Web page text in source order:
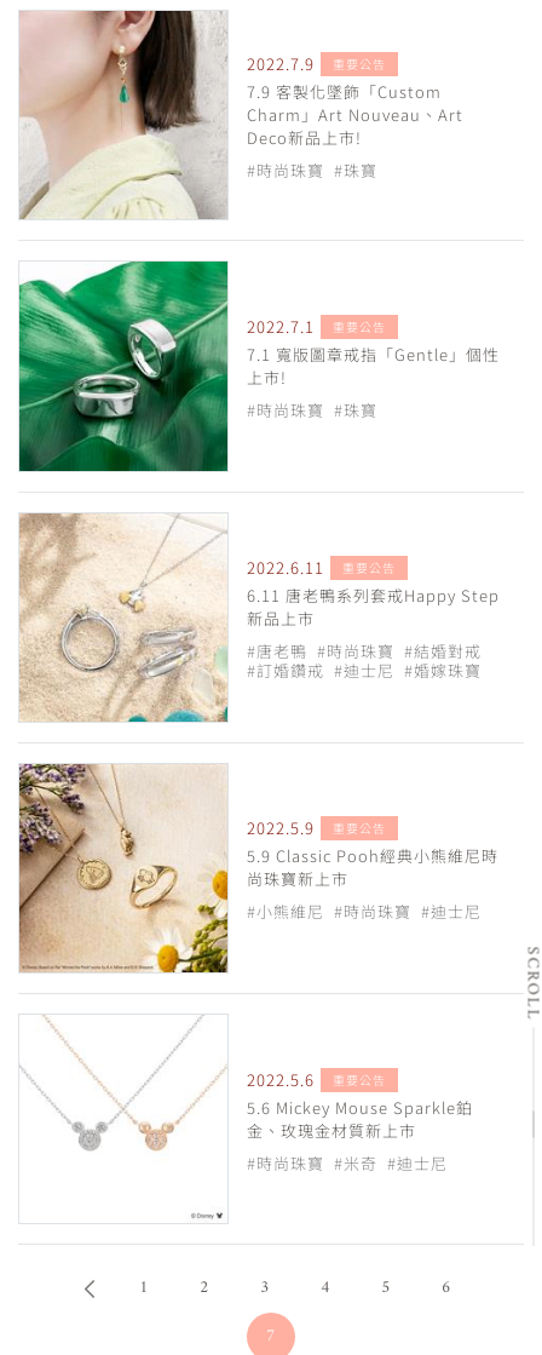
2022.7.9 重要公告
7.9 客製化墜飾「Custom
Charm」Art Nouveau、Art
Deco新品上市!
#時尚珠寶 #珠寶
2022.7.1 重要公告
7.1 寬版圖章戒指「Gentle」個性
上市!
#時尚珠寶 #珠寶
2022.6.11 重要公告
6.11 唐老鴨系列套戒Happy Step
新品上市
#唐老鴨 #時尚珠寶 #結婚對戒
#訂婚鑽戒 #迪士尼 #婚嫁珠寶
2022.5.9 重要公告
5.9 Classic Pooh經典小熊維尼時
尚珠寶新上市
#小熊維尼 #時尚珠寶 #迪士尼
2022.5.6 重要公告
5.6 Mickey Mouse Sparkle鉑
金、玫瑰金材質新上市
#時尚珠寶 #米奇 #迪士尼
1 2 3 4 5
6
7